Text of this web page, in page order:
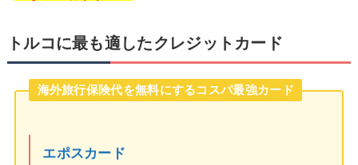
トルコに最も適したクレジットカード
海外旅行保険代を無料にするコスパ最強カード
エポスカード